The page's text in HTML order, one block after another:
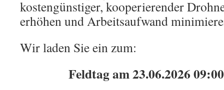
kostengünstiger, kooperierender
erhöhen und Arbeitsaufwand
Wir laden Sie ein zum:
Feldtag am 23.06.2026